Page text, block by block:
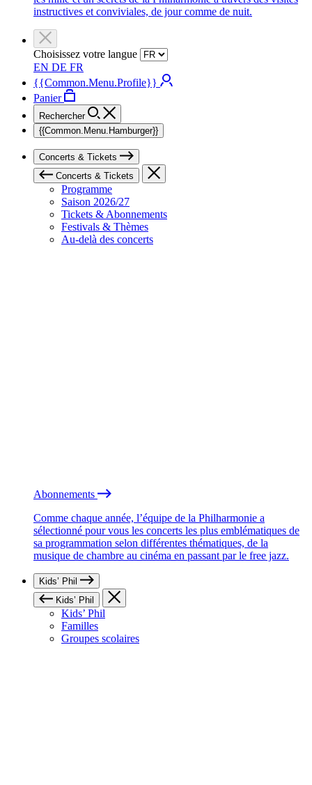
instructives et conviviales, de jour comme de nuit.
Choisissez votre langue
EN DE FR
{{Common.Menu.Profile}}
Panier
Rechercher
{{Common.Menu.Hamburger}}
Concerts & Tickets
Concerts & Tickets
Programme
Saison 2026/27
Tickets & Abonnements
Festivals & Thèmes
Au-delà des concerts
Abonnements
Comme chaque année, l’équipe de la Philharmonie a
sélectionné pour vous les concerts les plus emblématiques de
sa programmation selon différentes thématiques, de la
musique de chambre au cinéma en passant par le free jazz.
Kids’ Phil
Kids’ Phil
Kids’ Phil
Familles
Groupes scolaires